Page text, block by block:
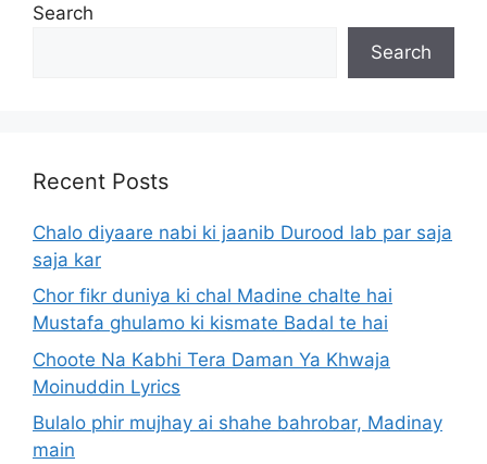
Search
Search
Recent Posts
Chalo diyaare nabi ki jaanib Durood lab par saja
saja kar
Chor fikr duniya ki chal Madine chalte hai
Mustafa ghulamo ki kismate Badal te hai
Choote Na Kabhi Tera Daman Ya Khwaja
Moinuddin Lyrics
Bulalo phir mujhay ai shahe bahrobar, Madinay
main